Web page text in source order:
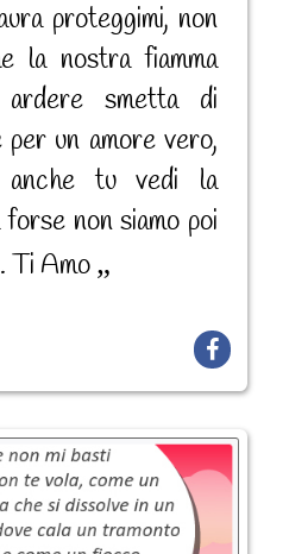
proteggimi, non
la nostra fiamma
smetta di
un amore vero,
anche tu vedi la
non siamo poi
Ti Amo